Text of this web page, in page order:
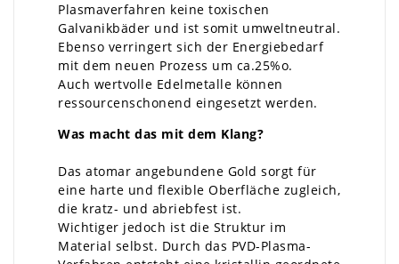
Plasmaverfahren keine toxischen
Galvanikbäder und ist somit umweltneutral.
Ebenso verringert sich der Energiebedarf
mit dem neuen Prozess um ca.25%o.
Auch wertvolle Edelmetalle können
ressourcenschonend eingesetzt werden.
Was macht das mit dem Klang?
Das atomar angebundene Gold sorgt für
eine harte und flexible Oberfläche zugleich,
die kratz- und abriebfest ist.
Wichtiger jedoch ist die Struktur im
Material selbst. Durch das PVD-Plasma-